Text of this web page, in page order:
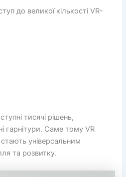
до великої кількості VR-
тисячі рішень,
гарнітури. Саме тому VR
універсальним
та розвитку.